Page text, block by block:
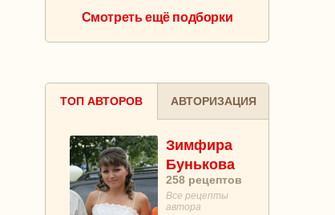
Смотреть ещё подборки
ТОП АВТОРОВ АВТОРИЗАЦИЯ
Зимфира
Бунькова
258 рецептов
Все рецепты
автора